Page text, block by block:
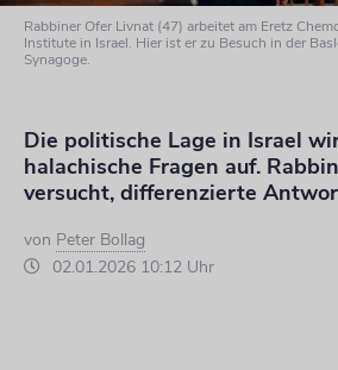
Rabbiner Ofer Livnat (47) arbeitet am Eretz
Institute in Israel. Hier ist er zu Besuch in der
Synagoge.
Die politische Lage in Israel
halachische Fragen auf.
versucht, differenzierte
von Peter Bollag
02.01.2026 10:12 Uhr